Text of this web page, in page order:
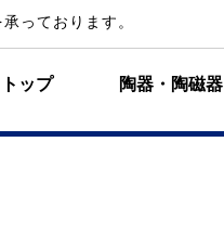
っております。
トップ 陶器・陶磁器